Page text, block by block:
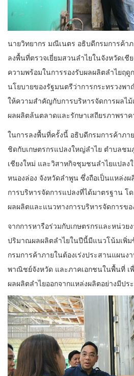
นายวิทยากร มณีเนตร อธิบดีกรมการค้าภ
ลงพื้นที่ตรวจเยี่ยมสวนลำไยในจังหวัดเชี
ความพร้อมในการรองรับผลผลิตลำไยฤดู
นโยบายของรัฐมนตรีว่าการกระทรวง
ให้ความสำคัญกับการบริหารจัดการผลไ
ผลผลิตล้นตลาดและรักษาเสถียรภาพราค
ในการลงพื้นที่ครั้งนี้ อธิบดีกรมการค้าภา
ชิดกับเกษตรกรแปลงใหญ่ลำไย ตำบลชม
เชียงใหม่ และวิสาหกิจชุมชนลำไยแปลง
หนองล่อง จังหวัดลำพูน ซึ่งถือเป็นแหล่ง
การบริหารจัดการแปลงที่ได้มาตรฐาน โ
ผลผลิตและแนวทางการบริหารจัดการข
จากการหารือร่วมกับเกษตรกรและหน่วย
ปริมาณผลผลิตลำไยในปีนี้มีแนวโน้มเพิ่
กรมการค้าภายในต้องเร่งประสานแผนง
พาณิชย์จังหวัด และภาคเอกชนในพื้นที่ เ
ผลผลิตลำไยออกจากแหล่งผลิตอย่างมีปร